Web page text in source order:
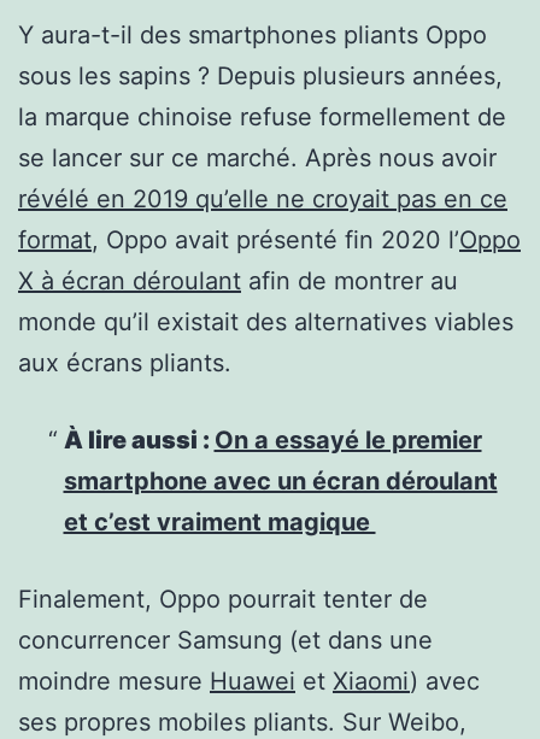
Y aura-t-il des smartphones pliants Oppo
sous les sapins ? Depuis plusieurs années,
la marque chinoise refuse formellement de
se lancer sur ce marché. Après nous avoir
révélé en 2019 qu’elle ne croyait pas en ce
format, Oppo avait présenté fin 2020 l’Oppo
X à écran déroulant afin de montrer au
monde qu’il existait des alternatives viables
aux écrans pliants.
À lire aussi : On a essayé le premier
smartphone avec un écran déroulant
et c’est vraiment magique
Finalement, Oppo pourrait tenter de
concurrencer Samsung (et dans une
moindre mesure Huawei et Xiaomi) avec
ses propres mobiles pliants. Sur Weibo,